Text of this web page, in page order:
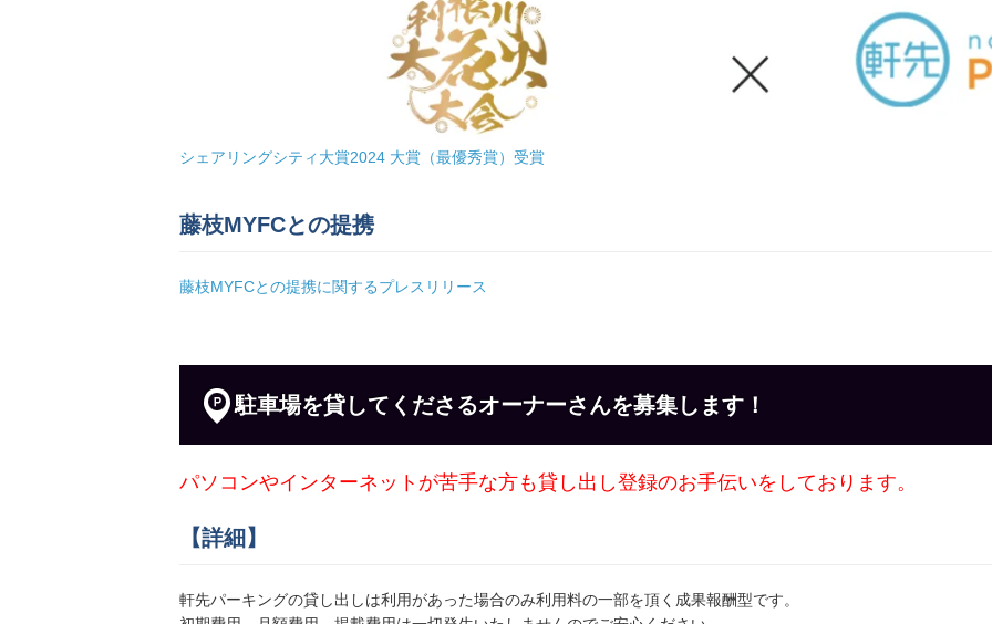
450円／日〜
より2336m
駐車場しんた
1,000円／日〜
シェアリングシティ大賞2024 大賞（最優秀賞）受賞
藤枝MYFCとの提携
藤枝MYFCとの提携に関するプレスリリース
駐車場を貸してくださるオーナーさんを募集します！
パソコンやインターネットが苦手な方も貸し出し登録のお手伝いをしております。
【詳細】
軒先パーキングの貸し出しは利用があった場合のみ利用料の一部を頂く成果報酬型です。